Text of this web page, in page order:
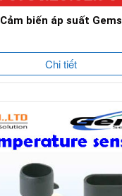
Cảm biến áp suất Gems
Chi tiết